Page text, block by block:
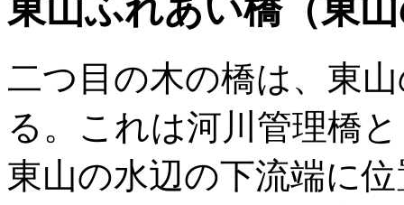
東山ふれあい橋（東
二つ目の木の橋は、東
る。これは河川管理橋
東山の水辺の下流端に